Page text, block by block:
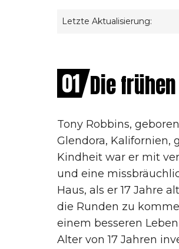
Letzte Aktualisierung:
01 Die
Tony Robbins,
Glendora, Kalifornien,
Kindheit war er mit
und eine
Haus, als er 17 Jahre
die Runden zu
einem besseren
Alter von 17 Jahren